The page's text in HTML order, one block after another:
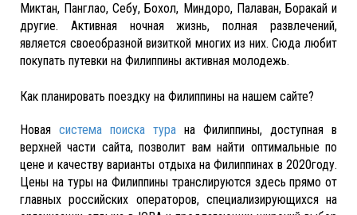
Миктан, Панглао, Себу, Бохол, Миндоро, Палаван, Боракай и
другие. Активная ночная жизнь, полная развлечений,
является своеобразной визиткой многих из них. Сюда любит
покупать путевки на Филиппины активная молодежь.
Как планировать поездку на Филиппины на нашем сайте?
Новая система поиска тура на Филиппины, доступная в
верхней части сайта, позволит вам найти оптимальные по
цене и качеству варианты отдыха на Филиппинах в 2020году.
Цены на туры на Филиппины транслируются здесь прямо от
главных российских операторов, специализирующихся на